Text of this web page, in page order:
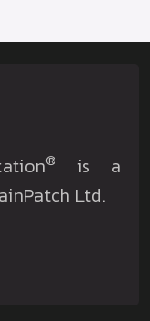
®
is a
Ltd.